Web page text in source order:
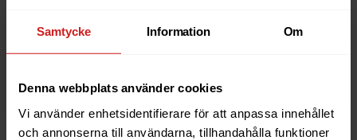
Samtycke Information Om
Denna webbplats använder cookies
Vi använder enhetsidentifierare för att anpassa innehållet
och annonserna till användarna, tillhandahålla funktioner
anledningarna till varför en hemsida är spärrad.
Läs mer